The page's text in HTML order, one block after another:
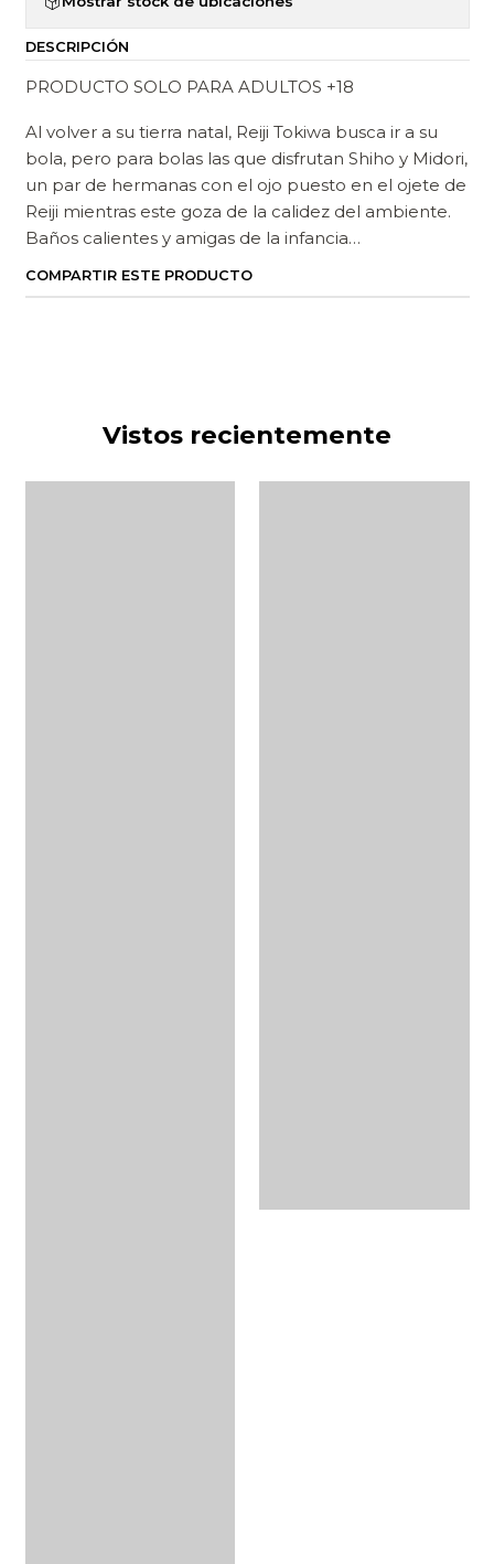
DESCRIPCIÓN
PRODUCTO SOLO PARA ADULTOS +18
Al volver a su tierra natal, Reiji Tokiwa busca ir a su
bola, pero para bolas las que disfrutan Shiho y Midori,
un par de hermanas con el ojo puesto en el ojete de
Reiji mientras este goza de la calidez del ambiente.
Baños calientes y amigas de la infancia…
COMPARTIR ESTE PRODUCTO
Vistos recientemente